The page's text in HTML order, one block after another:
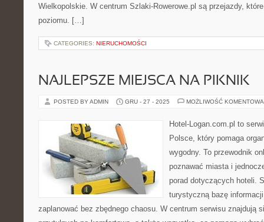
Wielkopolskie. W centrum Szlaki-Rowerowe.pl są przejazdy,
poziomu. […]
CATEGORIES: NIERUCHOMOŚCI
NAJLEPSZE MIEJSCA NA PIKNIK
POSTED BY ADMIN GRU - 27 - 2025 MOŻLIWOŚĆ
Hotel-Logan.com.pl to
Polsce, który pomaga
wygodny. To przewodnik
poznawać miasta i
porad dotyczących hoteli.
turystyczną bazę
zaplanować bez zbędnego chaosu. W centrum serwisu znajdują